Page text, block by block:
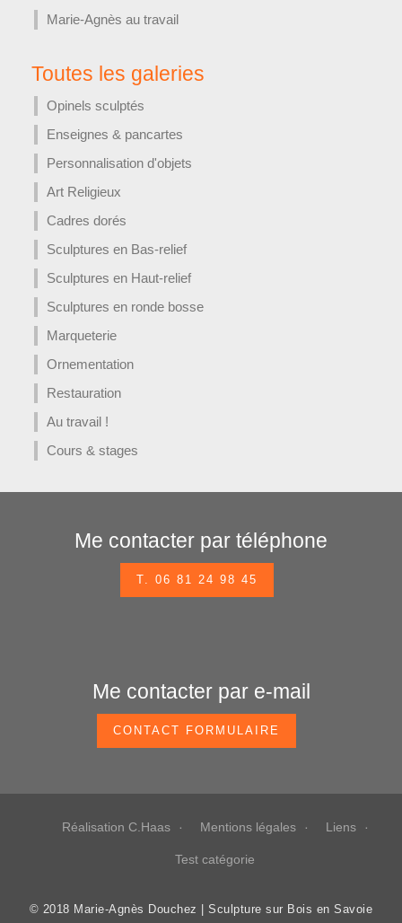
Marie-Agnès au travail
Toutes les galeries
Opinels sculptés
Enseignes & pancartes
Personnalisation d'objets
Art Religieux
Cadres dorés
Sculptures en Bas-relief
Sculptures en Haut-relief
Sculptures en ronde bosse
Marqueterie
Ornementation
Restauration
Au travail !
Cours & stages
Me contacter par téléphone
T. 06 81 24 98 45
Me contacter par e-mail
CONTACT FORMULAIRE
Réalisation C.Haas Mentions légales Liens
Test catégorie
© 2018 Marie-Agnès Douchez | Sculpture sur Bois en Savoie